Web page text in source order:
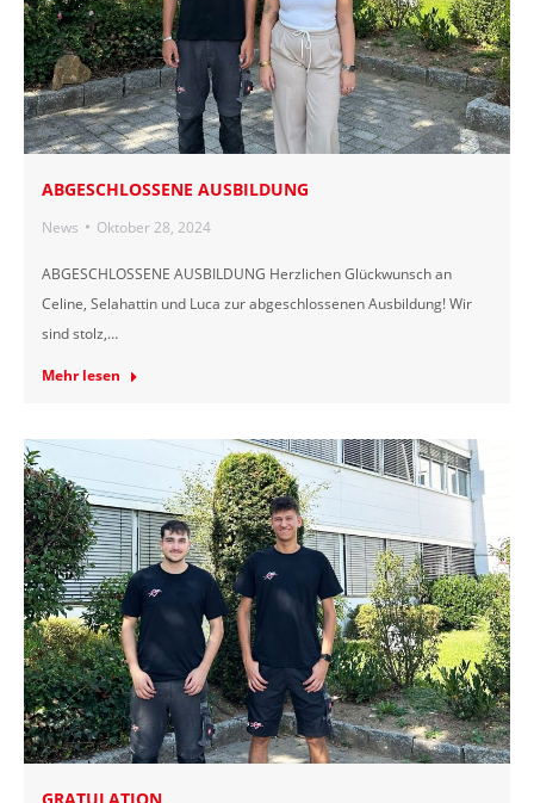
ABGESCHLOSSENE AUSBILDUNG
News Oktober 28, 2024
ABGESCHLOSSENE AUSBILDUNG Herzlichen Glückwunsch an
Celine, Selahattin und Luca zur abgeschlossenen Ausbildung! Wir
sind stolz,…
Mehr lesen